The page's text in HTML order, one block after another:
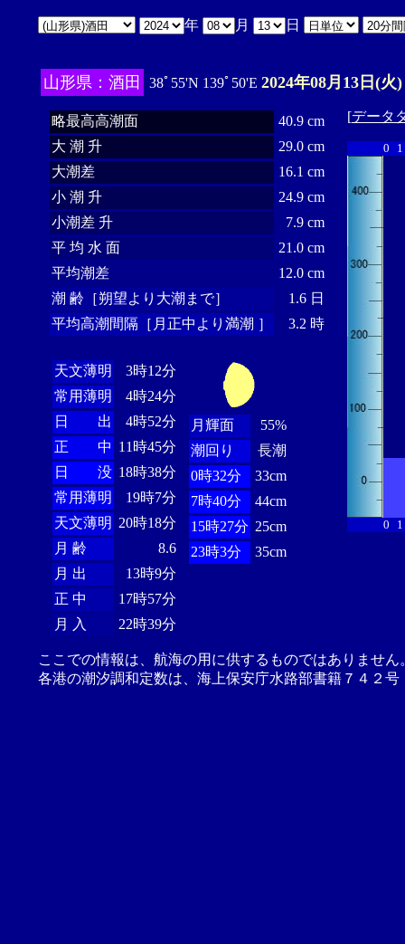
年 月 日
山形県：酒田 38ﾟ55'N 139ﾟ50'E 2024年08月13日(火)
略最高高潮面
40.9 cm
大 潮 升
29.0 cm
大潮差
16.1 cm
小 潮 升
24.9 cm
小潮差 升
7.9 cm
平 均 水 面
21.0 cm
平均潮差
12.0 cm
潮 齢［朔望より大潮まで］
1.6 日
平均高潮間隔［月正中より満潮 ］
3.2 時
天文薄明
3時12分
常用薄明
4時24分
日 出
4時52分
正 中 11時45分
日 没 18時38分
常用薄明
19時7分
天文薄明 20時18分
月 齢
8.6
月 出
13時9分
正 中
17時57分
月 入
22時39分
月輝面
55%
潮回り
長潮
0時32分
33cm
7時40分
44cm
15時27分 25cm
23時3分
35cm
[データ
0 1
0 1
ここでの情報は、航海の用に供するものではありませ
各港の潮汐調和定数は、海上保安庁水路部書籍７４２